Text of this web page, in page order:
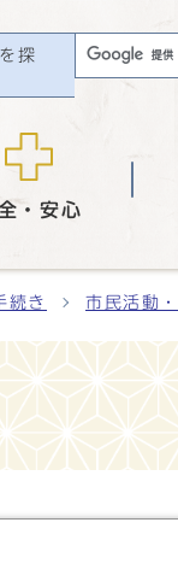
探
・安心
続き 市民活動